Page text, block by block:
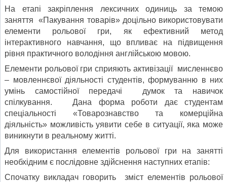
На етапі закріплення лексичних одиниць за темою
заняття «Пакування товарів» доцільно використовувати
елементи рольової гри, як ефективний метод
інтерактивного навчання, що впливає на підвищення
рівня практичного володіння англійською мовою.
Елементи рольової гри сприяють активізації мисленнєво
– мовленнєвої діяльності студентів, формуванню в них
умінь самостійної передачі думок та навичок
спілкування. Дана форма роботи дає студентам
спеціальності «Товарознавство та комерційна
діяльність» можливість уявити себе в ситуації, яка може
виникнути в реальному житті.
Для використання елементів рольової гри на занятті
необхідним є послідовне здійснення наступних етапів:
Спочатку викладач говорить зміст елементів рольової